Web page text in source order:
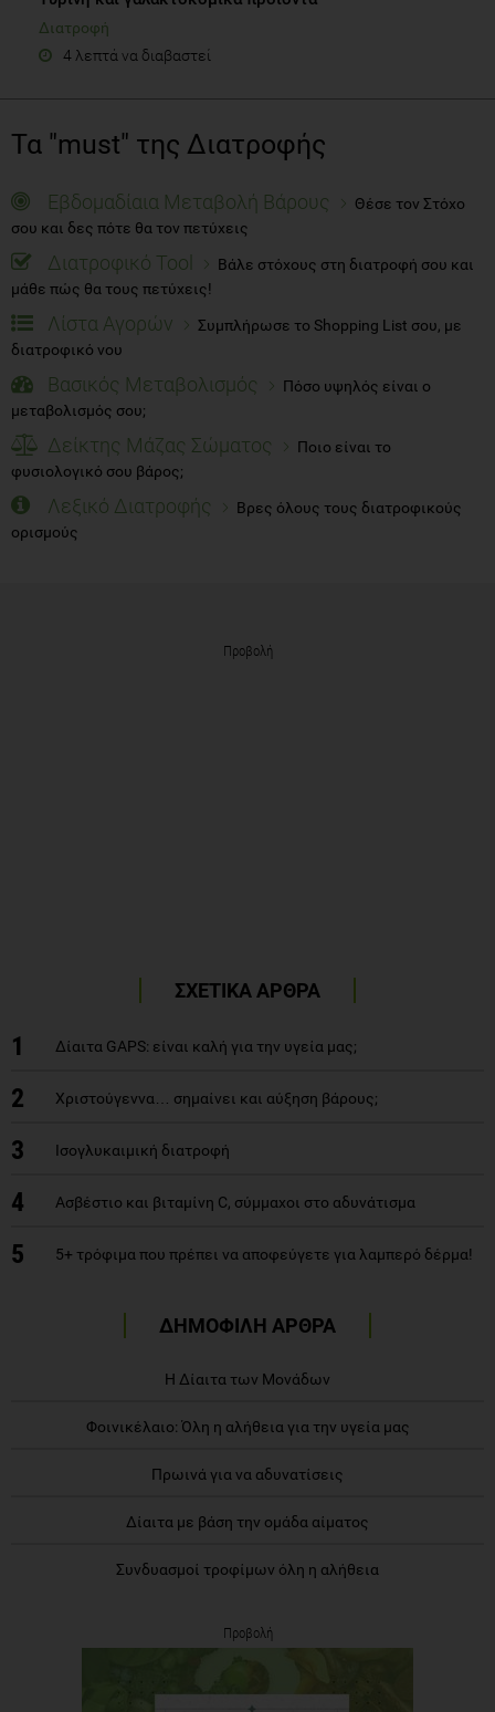
Διατροφή
4 λεπτά να διαβαστεί
Τα "must" της Διατροφής
Εβδομαδίαια Μεταβολή Βάρους
Θέσε τον Στόχο
σου και δες πότε θα τον πετύχεις
Διατροφικό Tool
Βάλε στόχους στη διατροφή σου και
μάθε πώς θα τους πετύχεις!
Λίστα Αγορών
Συμπλήρωσε το Shopping List σου, με
διατροφικό νου
Βασικός Μεταβολισμός
Πόσο υψηλός είναι ο
μεταβολισμός σου;
Δείκτης Μάζας Σώματος
Ποιο είναι το
φυσιολογικό σου βάρος;
Λεξικό Διατροφής
Βρες όλους τους διατροφικούς
ορισμούς
Προβολή
ΣΧΕΤΙΚΑ ΑΡΘΡΑ
1 Δίαιτα GAPS: είναι καλή για την υγεία μας;
2 Χριστούγεννα… σημαίνει και αύξηση βάρους;
3 Ισογλυκαιμική διατροφή
4 Aσβέστιο και βιταμίνη C, σύμμαχοι στο αδυνάτισμα
5 5+ τρόφιμα που πρέπει να αποφεύγετε για λαμπερό δέρμα!
ΔΗΜΟΦΙΛΗ ΑΡΘΡΑ
Η Δίαιτα των Μονάδων
Φοινικέλαιο: Όλη η αλήθεια για την υγεία μας
Πρωινά για να αδυνατίσεις
Δίαιτα με βάση την ομάδα αίματος
Συνδυασμοί τροφίμων όλη η αλήθεια
Προβολή